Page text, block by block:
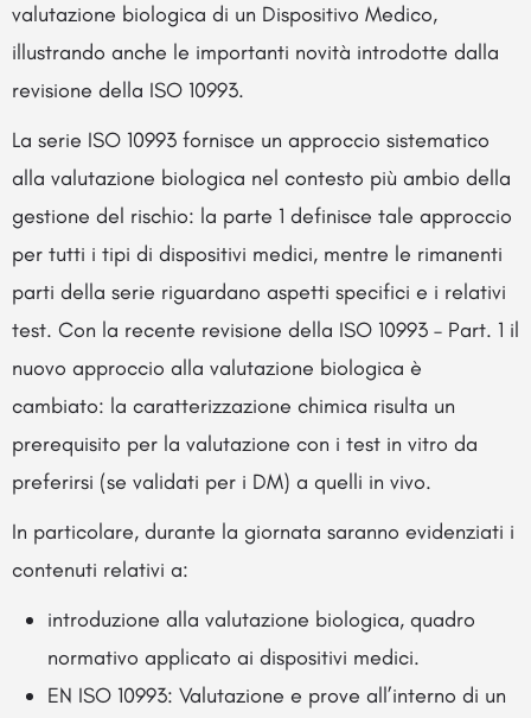
valutazione biologica di un Dispositivo Medico,
illustrando anche le importanti novità introdotte dalla
revisione della ISO 10993.
La serie ISO 10993 fornisce un approccio sistematico
alla valutazione biologica nel contesto più ambio della
gestione del rischio: la parte 1 definisce tale approccio
per tutti i tipi di dispositivi medici, mentre le rimanenti
parti della serie riguardano aspetti specifici e i relativi
test. Con la recente revisione della ISO 10993 – Part. 1 il
nuovo approccio alla valutazione biologica è
cambiato: la caratterizzazione chimica risulta un
prerequisito per la valutazione con i test in vitro da
preferirsi (se validati per i DM) a quelli in vivo.
In particolare, durante la giornata saranno evidenziati i
contenuti relativi a:
introduzione alla valutazione biologica, quadro
normativo applicato ai dispositivi medici.
EN ISO 10993: Valutazione e prove all’interno di un